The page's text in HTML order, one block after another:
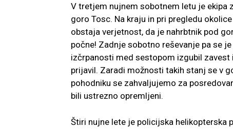
V tretjem nujnem sobotnem letu je ekipa
goro Tosc. Na kraju in pri pregledu
obstaja verjetnost, da je nahrbtnik pod
počne! Zadnje sobotno reševanje pa se
izčrpanosti med sestopom izgubil zavest
prijavil. Zaradi možnosti takih stanj se v
pohodniku se zahvaljujemo za
bili ustrezno opremljeni.
Štiri nujne lete je policijska helikopterska